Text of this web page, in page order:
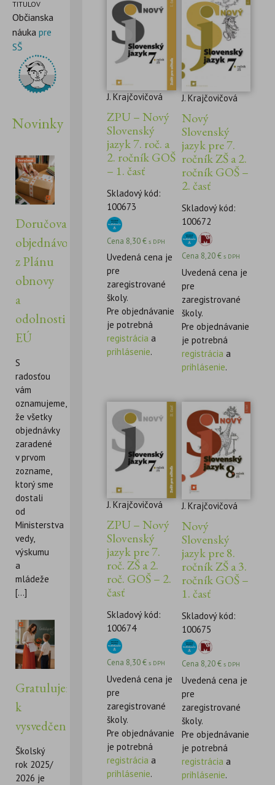
TITULOV
Občianska
náuka pre
SŠ
Novinky
Doručovanie
objednávok
z Plánu
obnovy
a
odolnosti
EÚ
S
radosťou
vám
oznamujeme,
že všetky
objednávky
zaradené
v prvom
zozname,
ktorý sme
dostali
od
Ministerstva
vedy,
výskumu
a
mládeže
[...]
Gratulujeme
k
vysvedčeniu!
Školský
rok 2025/
2026 je
J. Krajčovičová
ZPU – Nový
Slovenský
jazyk 7. roč. a
2. ročník GOŠ
– 1. časť
Skladový kód:
100673
Cena 8,30€ s DPH
Uvedená cena je
pre
zaregistrované
školy.
Pre objednávanie
je potrebná
registrácia a
prihlásenie.
J. Krajčovičová
Nový
Slovenský
jazyk pre 7.
ročník ZŠ a 2.
ročník GOŠ –
2. časť
Skladový kód:
100672
Cena 8,20€ s DPH
Uvedená cena je
pre
zaregistrované
školy.
Pre objednávanie
je potrebná
registrácia a
prihlásenie.
J. Krajčovičová
ZPU – Nový
Slovenský
jazyk pre 7.
roč. ZŠ a 2.
roč. GOŠ – 2.
časť
Skladový kód:
100674
Cena 8,30€ s DPH
Uvedená cena je
pre
zaregistrované
školy.
Pre objednávanie
je potrebná
registrácia a
prihlásenie.
J. Krajčovičová
Nový
Slovenský
jazyk pre 8.
ročník ZŠ a 3.
ročník GOŠ –
1. časť
Skladový kód:
100675
Cena 8,20€ s DPH
Uvedená cena je
pre
zaregistrované
školy.
Pre objednávanie
je potrebná
registrácia a
prihlásenie.